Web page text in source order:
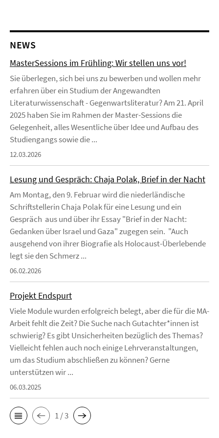
NEWS
MasterSessions im Frühling: Wir stellen uns vor!
Sie überlegen, sich bei uns zu bewerben und wollen mehr
erfahren über ein Studium der Angewandten
Literaturwissenschaft - Gegenwartsliteratur? Am 21. April
2025 haben Sie im Rahmen der Master-Sessions die
Gelegenheit, alles Wesentliche über Idee und Aufbau des
Studiengangs sowie die ...
12.03.2026
Lesung und Gespräch: Chaja Polak, Brief in der Nacht
Am Montag, den 9. Februar wird die niederländische
Schriftstellerin Chaja Polak für eine Lesung und ein
Gespräch aus und über ihr Essay "Brief in der Nacht:
Gedanken über Israel und Gaza" zugegen sein. "Auch
ausgehend von ihrer Biografie als Holocaust-Überlebende
legt sie den Schmerz ...
06.02.2026
Projekt Endspurt
Viele Module wurden erfolgreich belegt, aber die für die MA-
Arbeit fehlt die Zeit? Die Suche nach Gutachter*innen ist
schwierig? Es gibt Unsicherheiten bezüglich des Themas?
Vielleicht fehlen auch noch einige Lehrveranstaltungen,
um das Studium abschließen zu können? Gerne
unterstützen wir ...
06.03.2025
1 / 3